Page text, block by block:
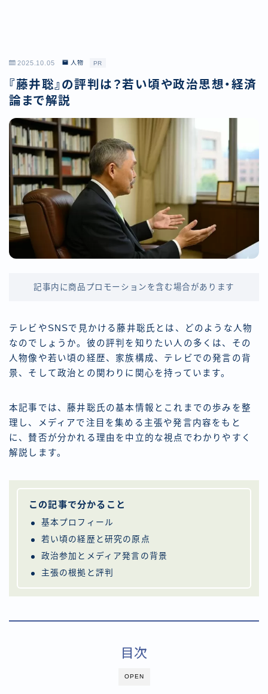
2025.10.05 人物 PR
『藤井聡』の評判は？若い頃や政治思想・経済
論まで解説
記事内に商品プロモーションを含む場合があります
テレビやSNSで見かける藤井聡氏とは、どのような人物
なのでしょうか。彼の評判を知りたい人の多くは、その
人物像や若い頃の経歴、家族構成、テレビでの発言の背
景、そして政治との関わりに関心を持っています。
本記事では、藤井聡氏の基本情報とこれまでの歩みを整
理し、メディアで注目を集める主張や発言内容をもと
に、賛否が分かれる理由を中立的な視点でわかりやすく
解説します。
この記事で分かること
基本プロフィール
若い頃の経歴と研究の原点
政治参加とメディア発言の背景
主張の根拠と評判
OPEN
目次